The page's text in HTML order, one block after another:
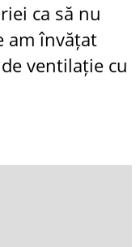
ca să nu
am învățat
ventilație cu